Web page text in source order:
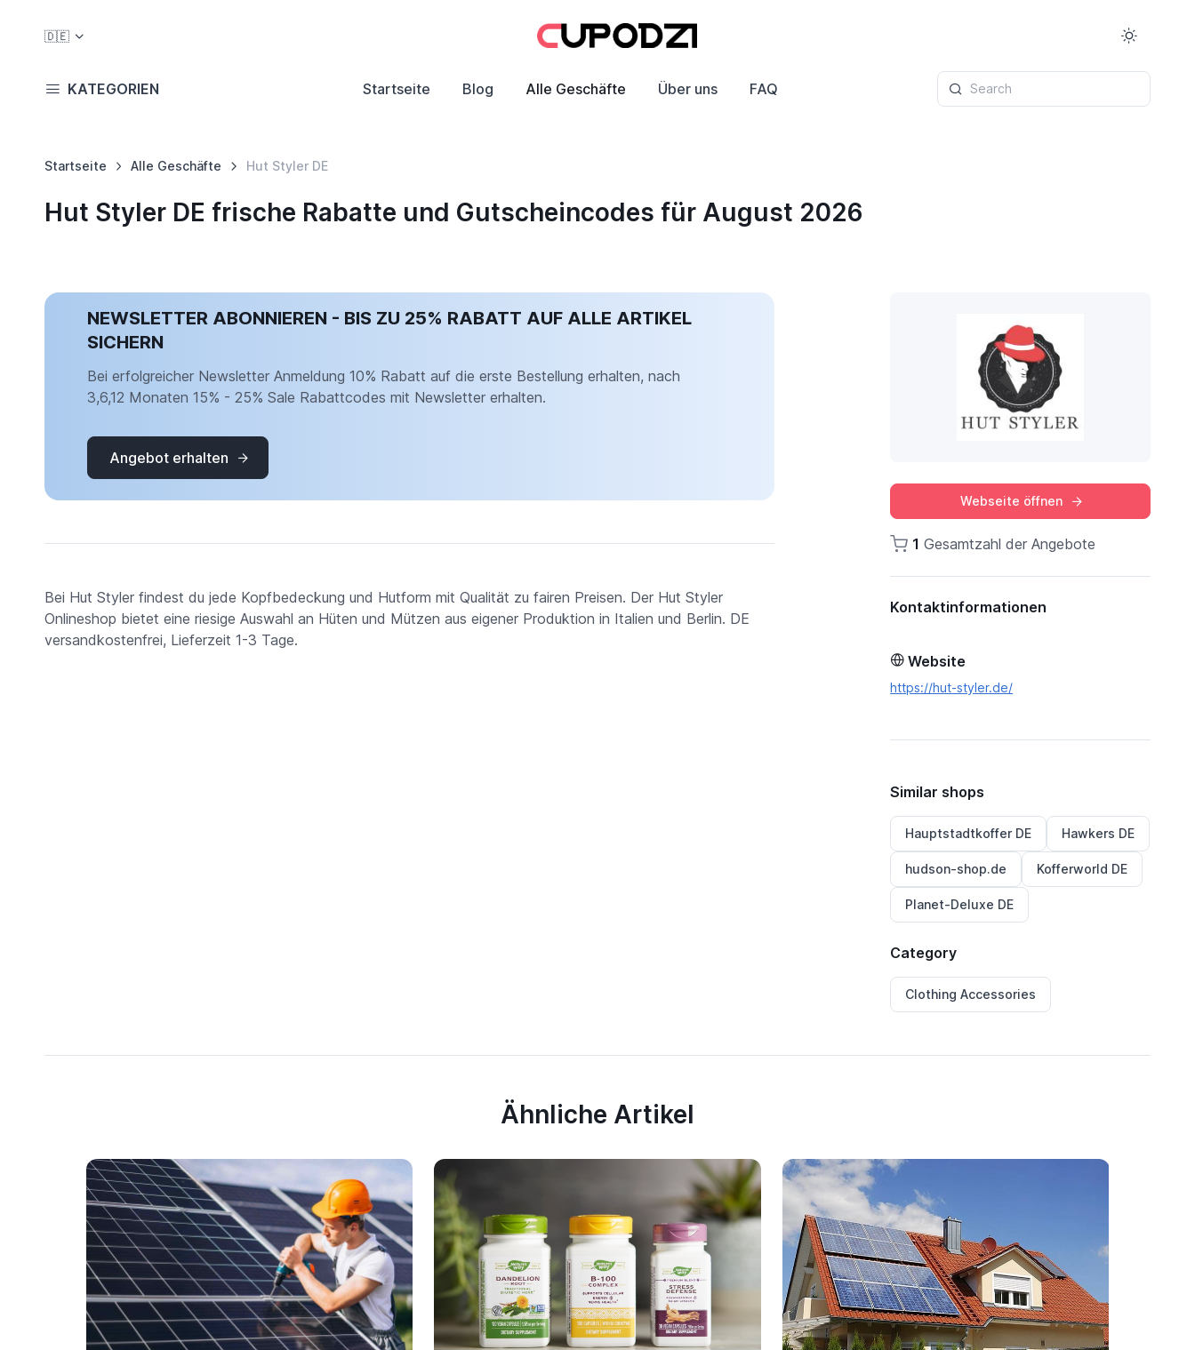
🇩🇪
KATEGORIEN Startseite Blog Alle Geschäfte Über uns FAQ Search
Startseite Alle Geschäfte Hut Styler DE
Hut Styler DE frische Rabatte und Gutscheincodes für August 2026
NEWSLETTER ABONNIEREN - BIS ZU 25% RABATT AUF ALLE ARTIKEL
SICHERN
Bei erfolgreicher Newsletter Anmeldung 10% Rabatt auf die erste Bestellung erhalten, nach
3,6,12 Monaten 15% - 25% Sale Rabattcodes mit Newsletter erhalten.
Angebot erhalten
Bei Hut Styler findest du jede Kopfbedeckung und Hutform mit Qualität zu fairen Preisen. Der Hut Styler
Onlineshop bietet eine riesige Auswahl an Hüten und Mützen aus eigener Produktion in Italien und Berlin. DE
versandkostenfrei, Lieferzeit 1-3 Tage.
Webseite öffnen
1 Gesamtzahl der Angebote
Kontaktinformationen
Website
https://hut-styler.de/
Similar shops
Hauptstadtkoffer DE Hawkers DE
hudson-shop.de Kofferworld DE
Planet-Deluxe DE
Category
Clothing Accessories
Ähnliche Artikel